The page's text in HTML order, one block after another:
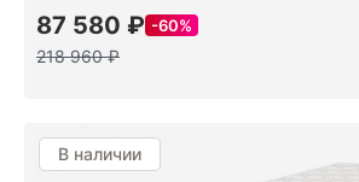
87 580 ₽ 60%
218 960 ₽
В наличии